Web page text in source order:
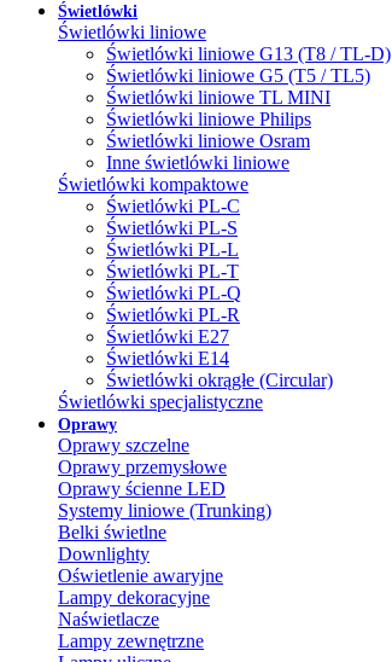
Świetlówki
Świetlówki liniowe
Świetlówki liniowe G13 (T8 / TL-D)
Świetlówki liniowe G5 (T5 / TL5)
Świetlówki liniowe TL MINI
Świetlówki liniowe Philips
Świetlówki liniowe Osram
Inne świetlówki liniowe
Świetlówki kompaktowe
Świetlówki PL-C
Świetlówki PL-S
Świetlówki PL-L
Świetlówki PL-T
Świetlówki PL-Q
Świetlówki PL-R
Świetlówki E27
Świetlówki E14
Świetlówki okrągłe (Circular)
Świetlówki specjalistyczne
Oprawy
Oprawy szczelne
Oprawy przemysłowe
Oprawy ścienne LED
Systemy liniowe (Trunking)
Belki świetlne
Downlighty
Oświetlenie awaryjne
Lampy dekoracyjne
Naświetlacze
Lampy zewnętrzne